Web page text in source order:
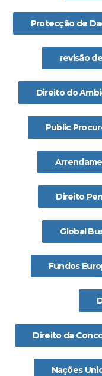
Protecção de
revisão
Direito do
Public
Direito
Global
Fundos
Direito da
Nações